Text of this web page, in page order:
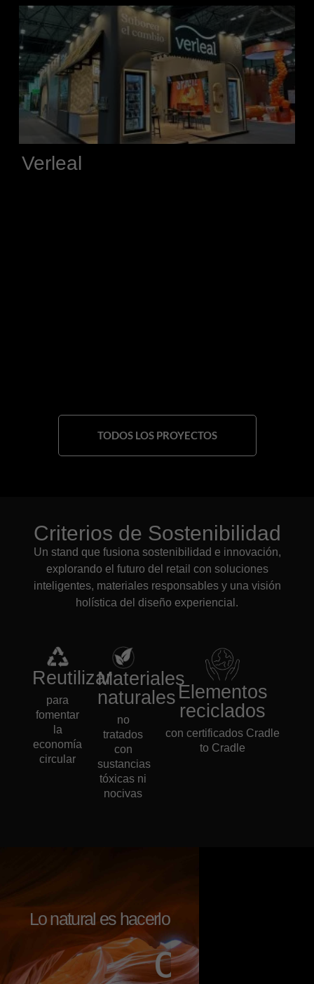
Verleal
TODOS LOS PROYECTOS
Criterios de Sostenibilidad
Un stand que fusiona sostenibilidad e innovación,
explorando el futuro del retail con soluciones
inteligentes, materiales responsables y una visión
holística del diseño experiencial.
Reutilizar
para
fomentar
la
economía
circular
Materiales
naturales
no
tratados
con
sustancias
tóxicas ni
nocivas
Elementos
reciclados
con certificados Cradle
to Cradle
Lo natural es hacerlo
con